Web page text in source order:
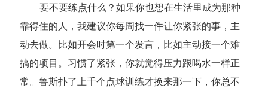
要不要练点什么？如果你也想在生活里成为那种
靠得住的人，我建议你每周找一件让你紧张的事，主
动去做。比如开会时第一个发言，比如主动接一个难
搞的项目。习惯了紧张，你就觉得压力跟喝水一样正
常。鲁斯扑了上千个点球训练才换来那一下，你总不